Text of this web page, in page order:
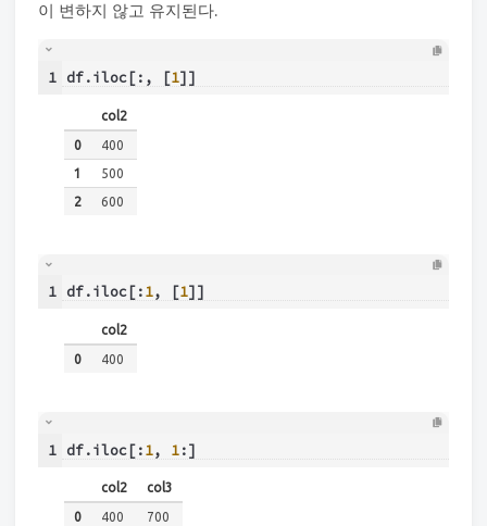
이 변하지 않고 유지된다.
1 df.iloc[:, [1]]
col2
0
400
1
500
2
600
1 df.iloc[:1, [1]]
col2
0 400
1 df.iloc[:1, 1:]
col2 col3
0 400 700